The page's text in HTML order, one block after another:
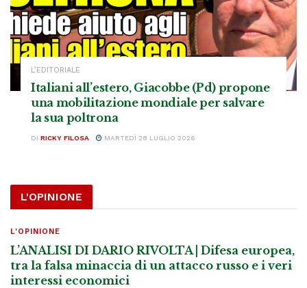
L’EDITORIALE
Italiani all’estero, Giacobbe (Pd) propone
una mobilitazione mondiale per salvare
la sua poltrona
DI RICKY FILOSA MARTEDÌ 28 LUGLIO 2026
L'OPINIONE
L'OPINIONE
L’ANALISI DI DARIO RIVOLTA | Difesa europea,
tra la falsa minaccia di un attacco russo e i veri
interessi economici